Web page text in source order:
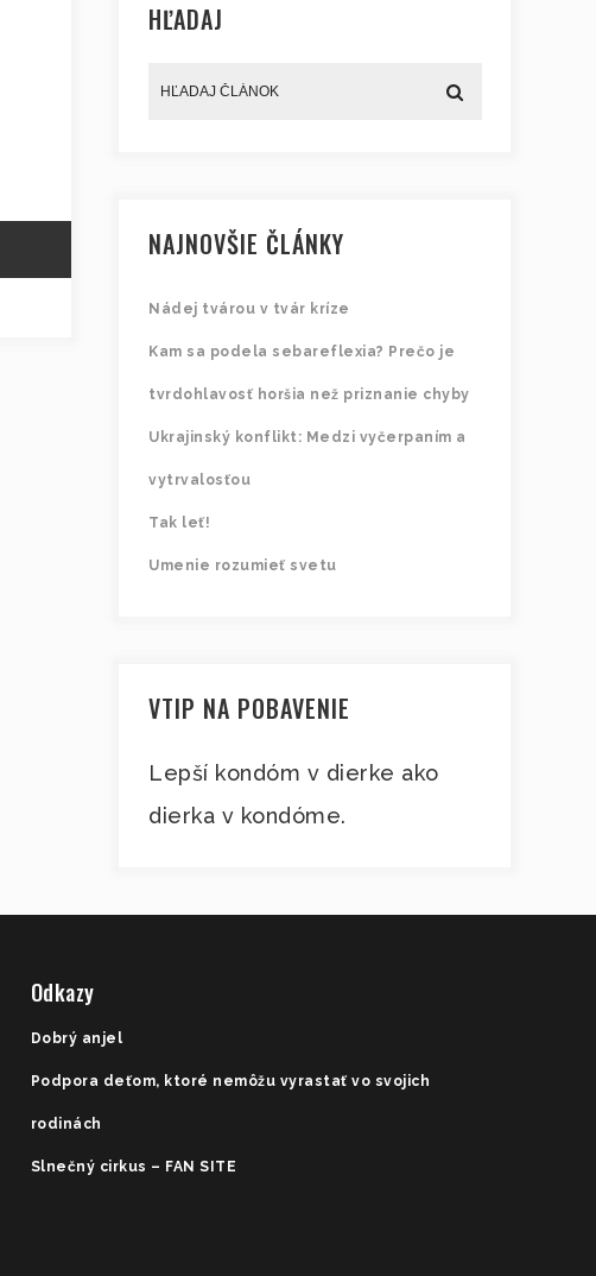
HĽADAJ
NAJNOVŠIE ČLÁNKY
Nádej tvárou v tvár kríze
Kam sa podela sebareflexia? Prečo je
tvrdohlavosť horšia než priznanie chyby
Ukrajinský konflikt: Medzi vyčerpaním a
vytrvalosťou
Tak leť!
Umenie rozumieť svetu
VTIP NA POBAVENIE
Lepší kondóm v dierke ako
dierka v kondóme.
Odkazy
Dobrý anjel
Podpora deťom, ktoré nemôžu vyrastať vo svojich
rodinách
Slnečný cirkus – FAN SITE